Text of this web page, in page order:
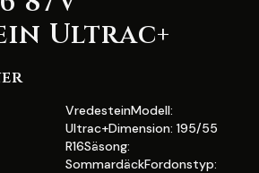
Ultrac+
VredesteinModell:
Ultrac+Dimension: 195/55
R16Säsong:
SommardäckFordonstyp: